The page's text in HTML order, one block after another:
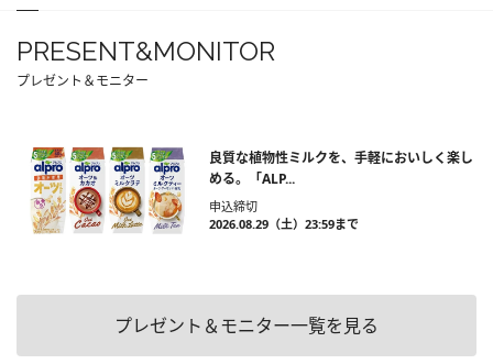
PRESENT&MONITOR
プレゼント＆モニター
良質な植物性ミルクを、手軽においしく楽し
める。「ALP...
申込締切
2026.08.29（土）23:59まで
プレゼント＆モニター一覧を見る